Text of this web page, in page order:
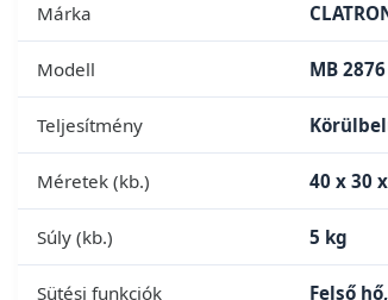
Márka
Modell MB 2876
Teljesítmény
Méretek (kb.) 40 x 30
Súly (kb.) 5 kg
Sütési funkciók Felső